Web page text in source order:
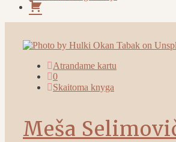
Pirkinių
krepšelis
Atrandame kartu
0
Skaitoma knyga
Meša